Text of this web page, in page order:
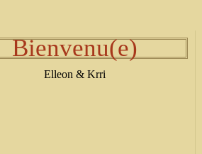
Bienvenu(e)
Elleon & Krri